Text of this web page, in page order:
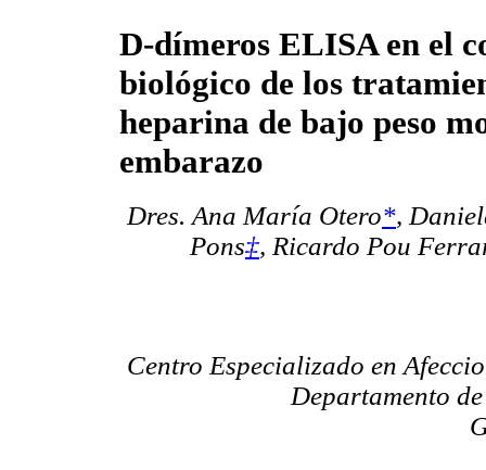
D-dímeros ELISA en el
biológico de los
heparina de bajo peso
embarazo
Dres. Ana María Otero*,
Pons‡, Ricardo Pou
Centro Especializado en
Departamento